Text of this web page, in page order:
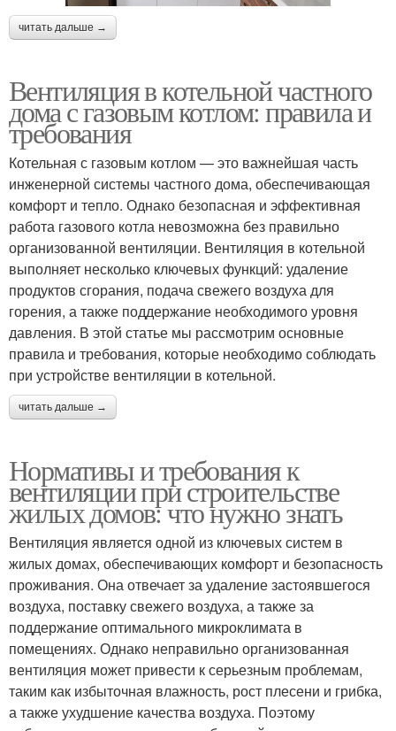
читать дальше →
Вентиляция в котельной частного
дома с газовым котлом: правила и
требования
Котельная с газовым котлом — это важнейшая часть
инженерной системы частного дома, обеспечивающая
комфорт и тепло. Однако безопасная и эффективная
работа газового котла невозможна без правильно
организованной вентиляции. Вентиляция в котельной
выполняет несколько ключевых функций: удаление
продуктов сгорания, подача свежего воздуха для
горения, а также поддержание необходимого уровня
давления. В этой статье мы рассмотрим основные
правила и требования, которые необходимо соблюдать
при устройстве вентиляции в котельной.
читать дальше →
Нормативы и требования к
вентиляции при строительстве
жилых домов: что нужно знать
Вентиляция является одной из ключевых систем в
жилых домах, обеспечивающих комфорт и безопасность
проживания. Она отвечает за удаление застоявшегося
воздуха, поставку свежего воздуха, а также за
поддержание оптимального микроклимата в
помещениях. Однако неправильно организованная
вентиляция может привести к серьезным проблемам,
таким как избыточная влажность, рост плесени и грибка,
а также ухудшение качества воздуха. Поэтому